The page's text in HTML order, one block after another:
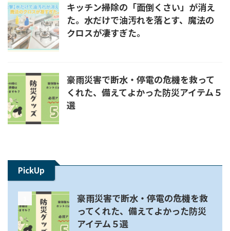
キッチン掃除の「面倒くさい」が消え
た。水だけで油汚れを落とす、魔法の
クロスが凄すぎた。
豪雨災害で断水・停電の危機を救って
くれた、備えてよかった防災アイテム５
選
PickUp
豪雨災害で断水・停電の危機を救
ってくれた、備えてよかった防災
アイテム５選